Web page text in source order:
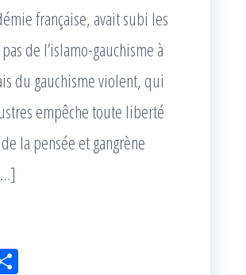
française, avait subi les
de l’islamo-gauchisme à
du gauchisme violent, qui
empêche toute liberté
la pensée et gangrène